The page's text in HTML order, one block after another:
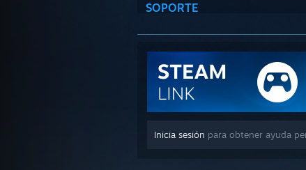
SOPORTE
Inicia sesión para obtener ayuda